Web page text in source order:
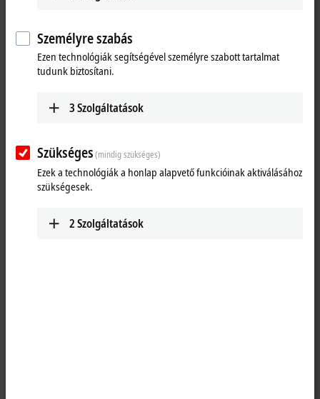
Személyre szabás
Ezen technológiák segítségével személyre szabott tartalmat
tudunk biztosítani.
3Szolgáltatások
Szükséges(mindig szükséges)
Ezek a technológiák a honlap alapvető funkcióinak aktiválásához
szükségesek.
2Szolgáltatások